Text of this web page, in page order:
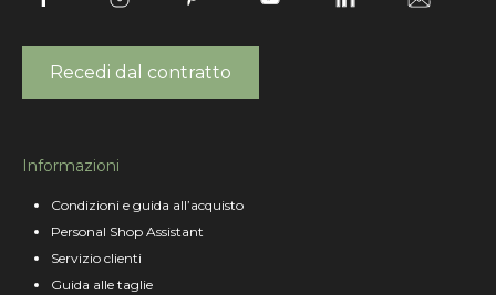
Recedi dal contratto
Informazioni
Condizioni e guida all’acquisto
Personal Shop Assistant
Servizio clienti
Guida alle taglie